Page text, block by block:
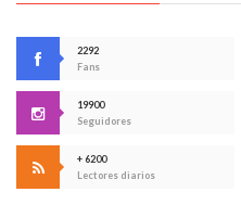
2292
Fans
19900
Seguidores
+ 6200
Lectores diarios